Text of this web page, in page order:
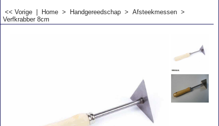
<< Vorige Home > Handgereedschap > Afsteekmessen >
Verfkrabber 8cm